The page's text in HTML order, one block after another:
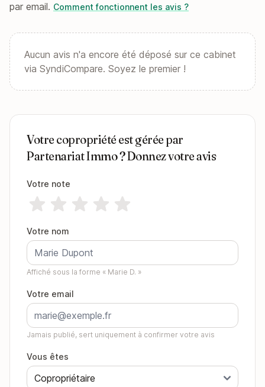
par email. Comment fonctionnent les avis ?
Aucun avis n'a encore été déposé sur ce cabinet
via SyndiCompare. Soyez le premier !
Votre copropriété est gérée par
Partenariat Immo ? Donnez votre avis
Votre note
Votre nom
Affiché sous la forme « Marie D. »
Votre email
Jamais publié, sert uniquement à confirmer votre avis
Vous êtes